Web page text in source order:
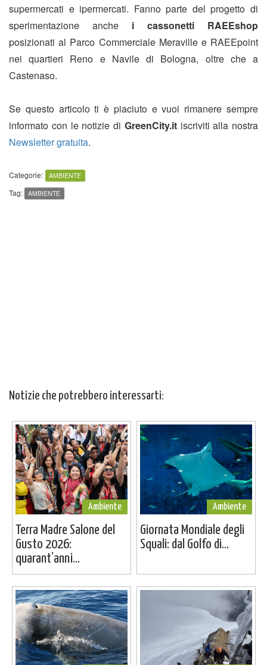
supermercati e ipermercati. Fanno parte del progetto di
sperimentazione anche i cassonetti RAEEshop
posizionati al Parco Commerciale Meraville e RAEEpoint
nei quartieri Reno e Navile di Bologna, oltre che a
Castenaso.
Se questo articolo ti è piaciuto e vuoi rimanere sempre
informato con le notizie di GreenCity.itiscriviti alla nostra
Newsletter gratuita.
Categorie: AMBIENTE
Tag: AMBIENTE
Notizie che potrebbero interessarti:
Ambiente
Terra Madre Salone del
Gusto 2026:
quarant’anni...
Ambiente
Giornata Mondiale degli
Squali: dal Golfo di...